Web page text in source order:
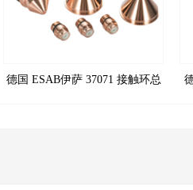
德国 ESAB伊萨 37071 接触环总